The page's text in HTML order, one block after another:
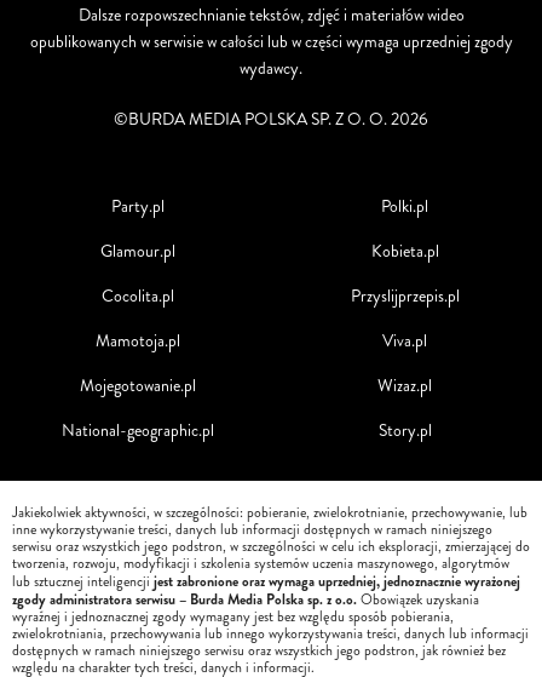
Dalsze rozpowszechnianie tekstów, zdjęć i materiałów wideo
opublikowanych w serwisie w całości lub w części wymaga uprzedniej zgody
wydawcy.
©BURDA MEDIA POLSKA SP. Z O. O. 2026
Party.pl
Glamour.pl
Cocolita.pl
Mamotoja.pl
Mojegotowanie.pl
National-geographic.pl
Polki.pl
Kobieta.pl
Przyslijprzepis.pl
Viva.pl
Wizaz.pl
Story.pl
Jakiekolwiek aktywności, w szczególności: pobieranie, zwielokrotnianie, przechowywanie, lub
inne wykorzystywanie treści, danych lub informacji dostępnych w ramach niniejszego
serwisu oraz wszystkich jego podstron, w szczególności w celu ich eksploracji, zmierzającej do
tworzenia, rozwoju, modyfikacji i szkolenia systemów uczenia maszynowego, algorytmów
lub sztucznej inteligencji jest zabronione oraz wymaga uprzedniej, jednoznacznie wyrażonej
zgody administratora serwisu – Burda Media Polska sp. z o.o.Obowiązek uzyskania
wyraźnej i jednoznacznej zgody wymagany jest bez względu sposób pobierania,
zwielokrotniania, przechowywania lub innego wykorzystywania treści, danych lub informacji
dostępnych w ramach niniejszego serwisu oraz wszystkich jego podstron, jak również bez
względu na charakter tych treści, danych i informacji.